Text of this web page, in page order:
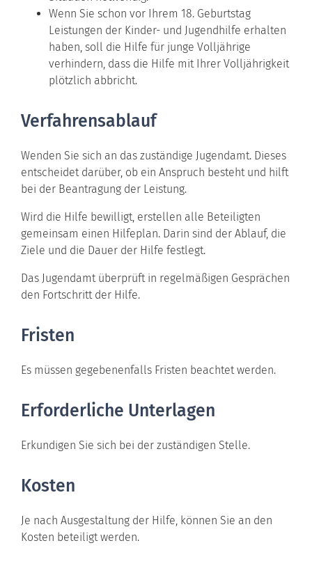
Wenn Sie schon vor Ihrem 18. Geburtstag
Leistungen der Kinder- und Jugendhilfe erhalten
haben, soll die Hilfe für junge Volljährige
verhindern, dass die Hilfe mit Ihrer Volljährigkeit
plötzlich abbricht.
Verfahrensablauf
Wenden Sie sich an das zuständige Jugendamt. Dieses
entscheidet darüber, ob ein Anspruch besteht und hilft
bei der Beantragung der Leistung.
Wird die Hilfe bewilligt, erstellen alle Beteiligten
gemeinsam einen Hilfeplan. Darin sind der Ablauf, die
Ziele und die Dauer der Hilfe festlegt.
Das Jugendamt überprüft in regelmäßigen Gesprächen
den Fortschritt der Hilfe.
Fristen
Es müssen gegebenenfalls Fristen beachtet werden.
Erforderliche Unterlagen
Erkundigen Sie sich bei der zuständigen Stelle.
Kosten
Je nach Ausgestaltung der Hilfe, können Sie an den
Kosten beteiligt werden.